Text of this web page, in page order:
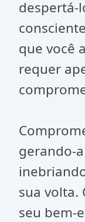
despertá-
que você
requer
gerando-
sua volta.
seu bem-